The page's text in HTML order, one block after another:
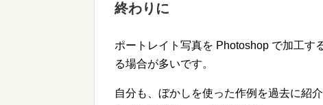
終わりに
ポートレイト写真を Photoshop で加工す
る場合が多いです。
自分も、ぼかしを使った作例を過去に紹